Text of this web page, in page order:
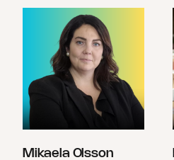
Mikaela Olsson